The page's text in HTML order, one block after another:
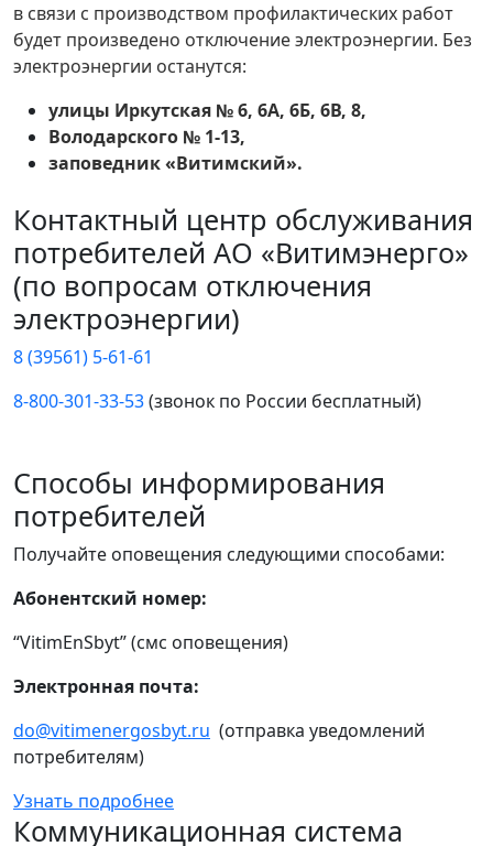
в связи с производством профилактических работ
будет произведено отключение электроэнергии. Без
электроэнергии останутся:
улицы Иркутская № 6, 6А, 6Б, 6В, 8,
Володарского № 1-13,
заповедник «Витимский».
Контактный центр обслуживания
потребителей АО «Витимэнерго»
(по вопросам отключения
электроэнергии)
8 (39561) 5-61-61
8-800-301-33-53(звонок по России бесплатный)
Способы информирования
потребителей
Получайте оповещения следующими способами:
Абонентский номер:
“VitimEnSbyt” (смс оповещения)
Электронная почта:
do@vitimenergosbyt.ru (отправка уведомлений
потребителям)
Узнать подробнее
Коммуникационная система